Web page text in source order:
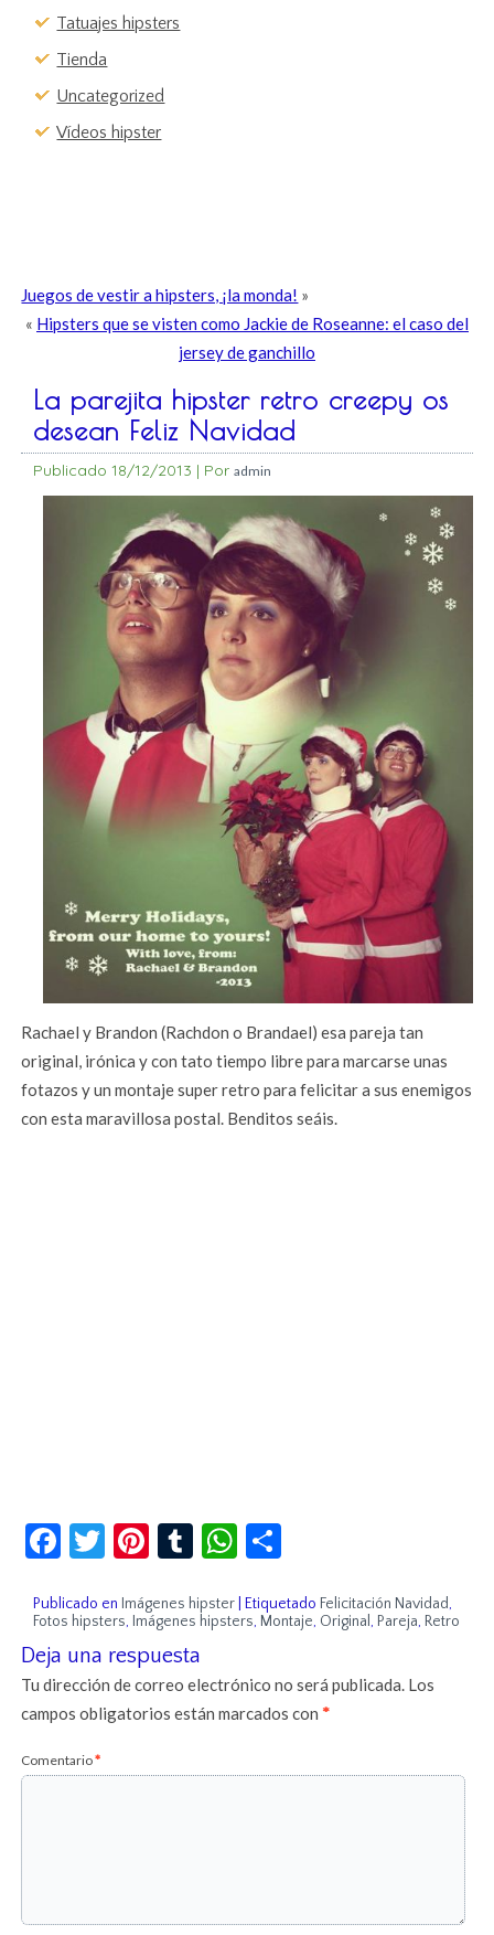
Tatuajes hipsters
Tienda
Uncategorized
Vídeos hipster
Juegos de vestir a hipsters, ¡la monda! »
« Hipsters que se visten como Jackie de Roseanne: el caso del
jersey de ganchillo
La parejita hipster retro creepy os
desean Feliz Navidad
Publicado 18/12/2013 | Por admin
Rachael y Brandon (Rachdon o Brandael) esa pareja tan
original, irónica y con tato tiempo libre para marcarse unas
fotazos y un montaje super retro para felicitar a sus enemigos
con esta maravillosa postal. Benditos seáis.
Facebook
Twitter
Pinterest
TumblrWhatsApp
Publicado en Imágenes hipster Etiquetado Felicitación Navidad,
Fotos hipsters, Imágenes hipsters, Montaje, Original , Pareja, Retro
Deja una respuesta
Tu dirección de correo electrónico no será publicada. Los
campos obligatorios están marcados con*
Comentario*